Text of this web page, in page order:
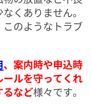
くありません。
のようなトラブ
、案内時や申込時
ルを守ってくれ
るなど様々です。